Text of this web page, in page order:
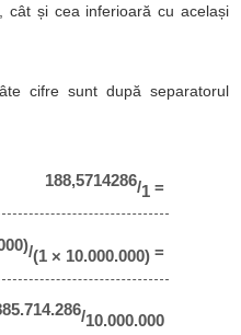
cât și cea inferioară cu același
cifre sunt după separatorul
188,5714286/1 =
/(1 × 10.000.000)=
/10.000.000